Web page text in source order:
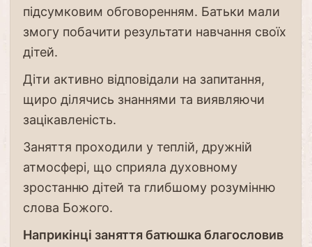
підсумковим обговоренням. Батьки мали
змогу побачити результати навчання своїх
дітей.
Діти активно відповідали на запитання,
щиро ділячись знаннями та виявляючи
зацікавленість.
Заняття проходили у теплій, дружній
атмосфері, що сприяла духовному
зростанню дітей та глибшому розумінню
слова Божого.
Наприкінці заняття батюшка благословив